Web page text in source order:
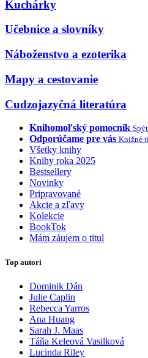
Kuchárky
Učebnice a slovníky
Náboženstvo a ezoterika
Mapy a cestovanie
Cudzojazyčná literatúra
Knihomoľský pomocník
Odporúčame pre vás Knižné
Všetky knihy
Knihy roka 2025
Bestsellery
Novinky
Pripravované
Akcie a zľavy
Kolekcie
BookTok
Mám záujem o titul
Top autori
Dominik Dán
Julie Caplin
Rebecca Yarros
Ana Huang
Sarah J. Maas
Táňa Keleová Vasilková
Lucinda Riley